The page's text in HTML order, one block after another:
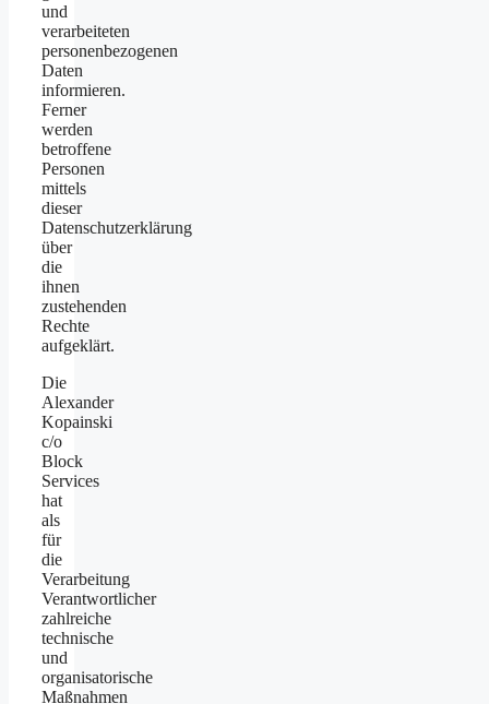
und
verarbeiteten
personenbezogenen
Daten
informieren.
Ferner
werden
betroffene
Personen
mittels
dieser
Datenschutzerklärung
über
die
ihnen
zustehenden
Rechte
aufgeklärt.
Die
Alexander
Kopainski
c/o
Block
Services
hat
als
für
die
Verarbeitung
Verantwortlicher
zahlreiche
technische
und
organisatorische
Maßnahmen